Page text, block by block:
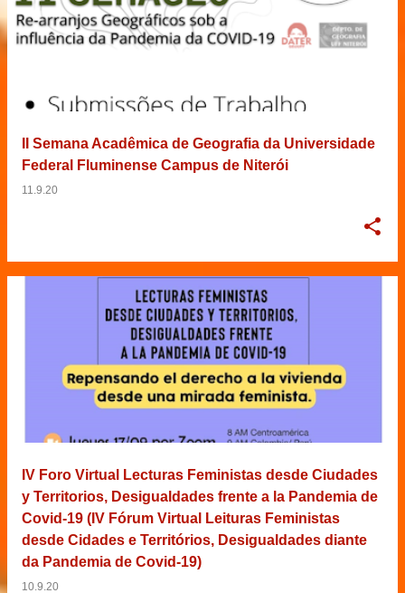
II Semana Acadêmica de Geografia da Universidade
Federal Fluminense Campus de Niterói
11.9.20
IV Foro Virtual Lecturas Feministas desde Ciudades
y Territorios, Desigualdades frente a la Pandemia de
Covid-19 (IV Fórum Virtual Leituras Feministas
desde Cidades e Territórios, Desigualdades diante
da Pandemia de Covid-19)
10.9.20